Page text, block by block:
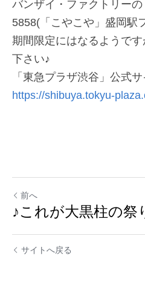
バンザイ・ファクトリー
やこや」盛岡駅フェザン
にはなるようですが、お
「東急プラザ渋谷」公式サ
https://shibuya.tokyu-
♪これが大黒柱の祭